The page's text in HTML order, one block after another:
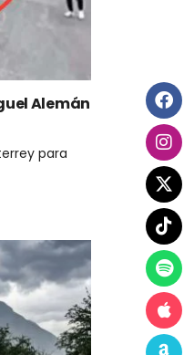
Alemán
para